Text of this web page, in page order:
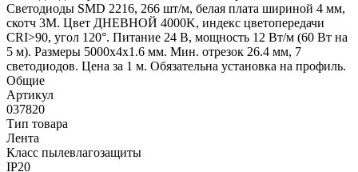
Светодиоды SMD 2216, 266 шт/м, белая плата шириной 4 мм,
скотч 3M. Цвет ДНЕВНОЙ 4000K, индекс цветопередачи
CRI>90, угол 120°. Питание 24 В, мощность 12 Вт/м (60 Вт на
5 м). Размеры 5000х4х1.6 мм. Мин. отрезок 26.4 мм, 7
светодиодов. Цена за 1 м. Обязательна установка на профиль.
Общие
Артикул
037820
Тип товара
Лента
Класс пылевлагозащиты
IP20